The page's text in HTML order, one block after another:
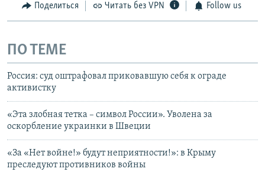
Поделиться Читать без VPN Follow us
ПО ТЕМЕ
Россия: суд оштрафовал приковавшую себя к ограде
активистку
«Эта злобная тетка – символ России». Уволена за
оскорбление украинки в Швеции
«За «Нет войне!» будут неприятности!»: в Крыму
преследуют противников войны